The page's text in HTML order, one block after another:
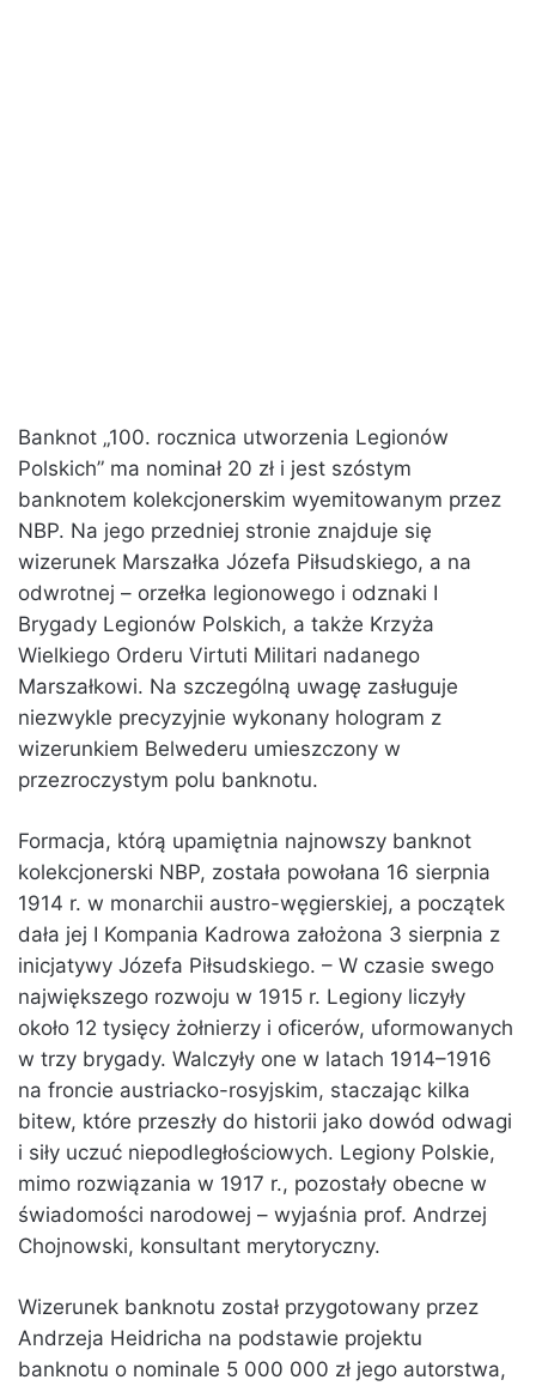
Banknot „100. rocznica utworzenia Legionów
Polskich” ma nominał 20 zł i jest szóstym
banknotem kolekcjonerskim wyemitowanym przez
NBP. Na jego przedniej stronie znajduje się
wizerunek Marszałka Józefa Piłsudskiego, a na
odwrotnej – orzełka legionowego i odznaki I
Brygady Legionów Polskich, a także Krzyża
Wielkiego Orderu Virtuti Militari nadanego
Marszałkowi. Na szczególną uwagę zasługuje
niezwykle precyzyjnie wykonany hologram z
wizerunkiem Belwederu umieszczony w
przezroczystym polu banknotu.
Formacja, którą upamiętnia najnowszy banknot
kolekcjonerski NBP, została powołana 16 sierpnia
1914 r. w monarchii austro-węgierskiej, a początek
dała jej I Kompania Kadrowa założona 3 sierpnia z
inicjatywy Józefa Piłsudskiego. – W czasie swego
największego rozwoju w 1915 r. Legiony liczyły
około 12 tysięcy żołnierzy i oficerów, uformowanych
w trzy brygady. Walczyły one w latach 1914–1916
na froncie austriacko-rosyjskim, staczając kilka
bitew, które przeszły do historii jako dowód odwagi
i siły uczuć niepodległościowych. Legiony Polskie,
mimo rozwiązania w 1917 r., pozostały obecne w
świadomości narodowej – wyjaśnia prof. Andrzej
Chojnowski, konsultant merytoryczny.
Wizerunek banknotu został przygotowany przez
Andrzeja Heidricha na podstawie projektu
banknotu o nominale 5 000 000 zł jego autorstwa,